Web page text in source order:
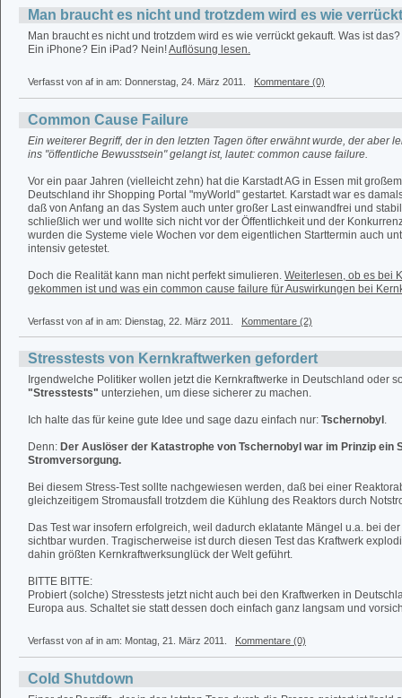
Man braucht es nicht und trotzdem wird es wie
Man braucht es nicht und trotzdem wird es wie verrückt gekauft. Was ist das?
Ein iPhone? Ein iPad? Nein!Auflösung lesen.
Verfasst von af in am: Donnerstag, 24. März 2011. Kommentare (0)
Common Cause Failure
Ein weiterer Begriff, der in den letzten Tagen öfter erwähnt wurde, der aber
ins "öffentliche Bewusstsein" gelangt ist, lautet: common cause failure.
Vor ein paar Jahren (vielleicht zehn) hat die Karstadt AG in Essen mit
Deutschland ihr Shopping Portal "myWorld" gestartet. Karstadt war es
daß von Anfang an das System auch unter großer Last einwandfrei und
schließlich wer und wollte sich nicht vor der Öffentlichkeit und der
wurden die Systeme viele Wochen vor dem eigentlichen Starttermin auch
intensiv getestet.
Doch die Realität kann man nicht perfekt simulieren. Weiterlesen, ob es bei
gekommen ist und was ein common cause failure für Auswirkungen bei
Verfasst von af in am: Dienstag, 22. März 2011. Kommentare (2)
Stresstests von Kernkraftwerken gefordert
Irgendwelche Politiker wollen jetzt die Kernkraftwerke in Deutschland oder
"Stresstests" unterziehen, um diese sicherer zu machen.
Ich halte das für keine gute Idee und sage dazu einfach nur: Tschernobyl .
Denn: Der Auslöser der Katastrophe von Tschernobyl war im Prinzip ein
Stromversorgung.
Bei diesem Stress-Test sollte nachgewiesen werden, daß bei einer
gleichzeitigem Stromausfall trotzdem die Kühlung des Reaktors durch
Das Test war insofern erfolgreich, weil dadurch eklatante Mängel u.a. bei
sichtbar wurden. Tragischerweise ist durch diesen Test das Kraftwerk
dahin größten Kernkraftwerksunglück der Welt geführt.
BITTE BITTE:
Probiert (solche) Stresstests jetzt nicht auch bei den Kraftwerken in
Europa aus. Schaltet sie statt dessen doch einfach ganz langsam und
Verfasst von af in am: Montag, 21. März 2011. Kommentare (0)
Cold Shutdown